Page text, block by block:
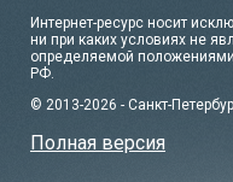
Интернет-ресурс носит
ни при каких условиях не
определяемой
РФ.
© 2013-2026 - Санкт-
Полная версия